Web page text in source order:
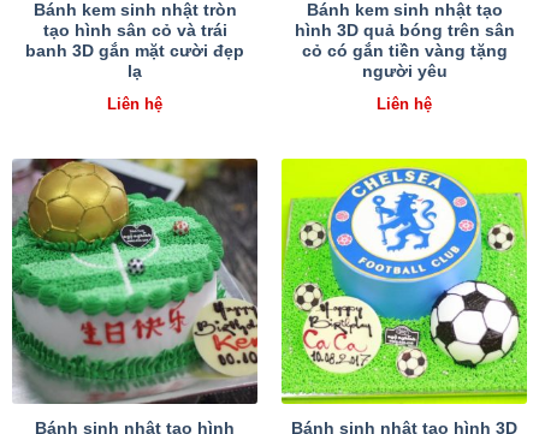
Bánh kem sinh nhật tròn
tạo hình sân cỏ và trái
banh 3D gắn mặt cười đẹp
lạ
Liên hệ
Bánh kem sinh nhật tạo
hình 3D quả bóng trên sân
cỏ có gắn tiền vàng tặng
người yêu
Liên hệ
Bánh sinh nhật tạo hình Bánh sinh nhật tạo hình 3D